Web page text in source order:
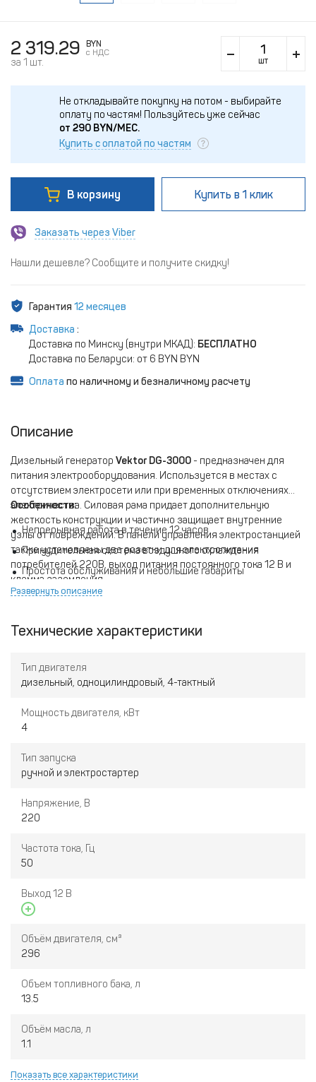
2 319.29
BYN
c НДС
за 1 шт. шт
Не откладывайте покупку на потом - выбирайте
оплату по частям! Пользуйтесь уже сейчас
от 290 BYN/МЕС.
Купить с оплатой по частям
В корзину Купить в 1 клик
Заказать через Viber
Нашли дешевле? Сообщите и получите скидку!
Гарантия 12 месяцев
Доставка :
Доставка по Минску (внутри МКАД): БЕСПЛАТНО
Доставка по Беларуси: от 6 BYN BYN
Оплата по наличному и безналичному расчету
Описание
Дизельный генератор Vektor DG-3000 - предназначен для
питания электрооборудования. Используется в местах с
отсутствием электросети или при временных отключениях
электричества. Силовая рама придает дополнительную
жесткость конструкции и частично защищает внутренние
узлы от повреждений. В панели управления электростанцией
также установлены две розетки для электропитания
потребителей 220В, выход питания постоянного тока 12 В и
клемма заземления.
Особенности:
Непрерывная работа в течение 12 часов
Принудительная система воздушного охлаждения
Простота обслуживания и небольшие габариты
Дизельный двигатель
Развернуть описание
Технические характеристики
Тип двигателя
дизельный, одноцилиндровый, 4-тактный
Мощность двигателя, кВт
4
Тип запуска
ручной и электростартер
Напряжение, В
220
Частота тока, Гц
50
Выход 12 В
Объём двигателя, см³
296
Объем топливного бака, л
13.5
Объём масла, л
1.1
Показать все характеристики